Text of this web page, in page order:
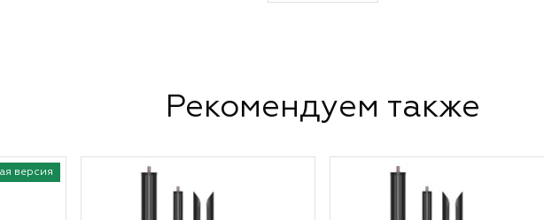
Рекомендуем также
версия